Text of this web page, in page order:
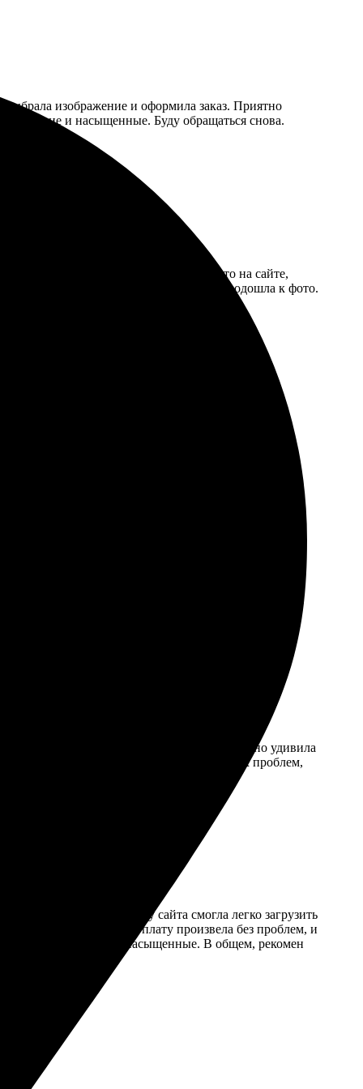
выбрала изображение и оформила заказ. Приятно
яркие и насыщенные. Буду обращаться снова.
простым и понятным. Загружала фото на сайте,
яркие и насыщенные. Рамка идеально подошла к фото.
сайте. Была приятно удивлена качеством работы и
выбрала фото, загрузила на сайт и оформила
и надежная. Обязательно буду заказывать еще!
сразу сообщили об этом. Упаковка приятно удивила
как ожидала. Сервис работает без лишних проблем,
понятному интерфейсу сайта смогла легко загрузить
и завершенности. Оплату произвела без проблем, и
цвета яркие и насыщенные. В общем, рекомен